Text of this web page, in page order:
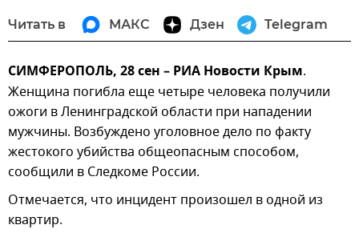
Читать в МАКС Дзен Telegram
СИМФЕРОПОЛЬ, 28 сен – РИА Новости Крым.
Женщина погибла еще четыре человека получили
ожоги в Ленинградской области при нападении
мужчины. Возбуждено уголовное дело по факту
жестокого убийства общеопасным способом,
сообщили в Следкоме России.
Отмечается, что инцидент произошел в одной из
квартир.